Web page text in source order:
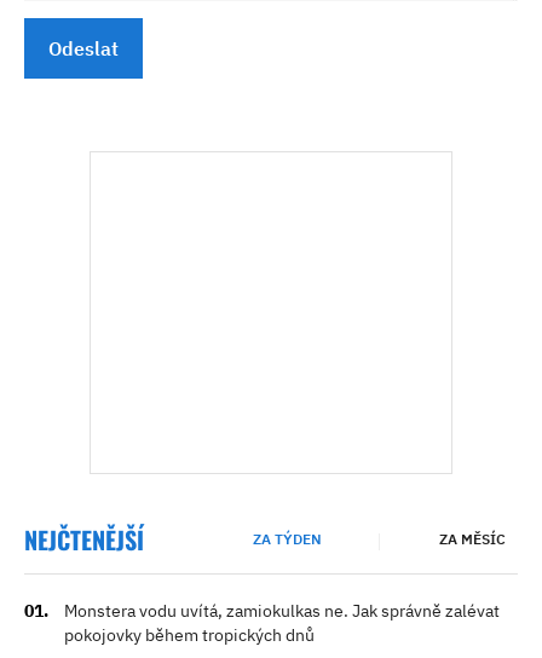
Odeslat
NEJČTENĚJŠÍ ZA TÝDEN ZA MĚSÍC
Monstera vodu uvítá, zamiokulkas ne. Jak správně zalévat
pokojovky během tropických dnů